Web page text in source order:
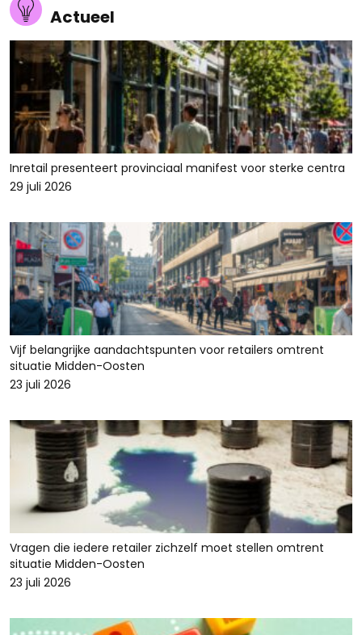
Actueel
Inretail presenteert provinciaal manifest voor sterke centra
29 juli 2026
Vijf belangrijke aandachtspunten voor retailers omtrent
situatie Midden-Oosten
23 juli 2026
Vragen die iedere retailer zichzelf moet stellen omtrent
situatie Midden-Oosten
23 juli 2026